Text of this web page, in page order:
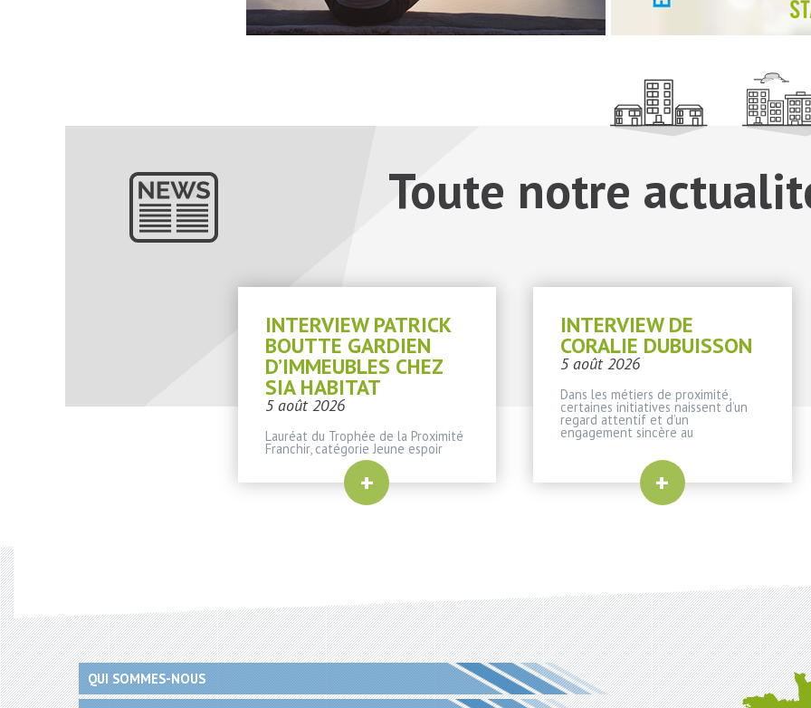
Toute notre
INTERVIEW PATRICK
BOUTTE GARDIEN
D’IMMEUBLES CHEZ
SIA HABITAT
5 août 2026
Lauréat du Trophée de la Proximité
Franchir, catégorie Jeune espoir
+
INTERVIEW DE
CORALIE DUBUISSON
5 août 2026
Dans les métiers de proximité,
certaines initiatives naissent d’un
regard attentif et d’un
engagement sincère au
+
QUI SOMMES-NOUS